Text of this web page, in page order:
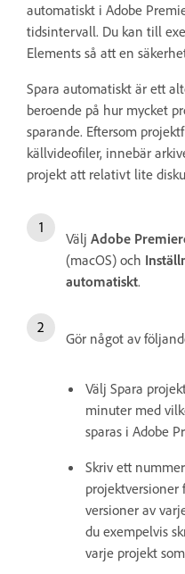
automatiskt i Adobe
tidsintervall. Du kan till
Elements så att en
Spara automatiskt är ett
beroende på hur mycket
sparande. Eftersom
källvideofiler, innebär
projekt att relativt lite
Välj Adobe
(macOS) och
automatiskt.
Gör något av
Välj Spara
minuter med
sparas i Adobe
Skriv ett
projektversioner
versioner av
du exempelvis
varje projekt